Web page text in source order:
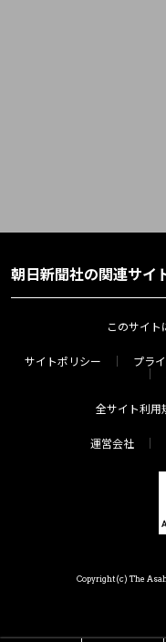
朝日新聞社の関連サイ
このサイト
サイトポリシー プラ
全サイト利用
運営会社
Copyright(c) The